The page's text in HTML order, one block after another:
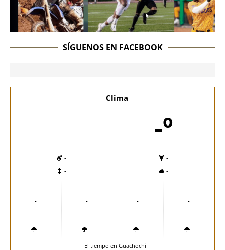
SÍGUENOS EN FACEBOOK
Clima
-º
-
-
-
-
-
-
-
-
-
-
-
-
-
-
-
-
El tiempo en Guachochi